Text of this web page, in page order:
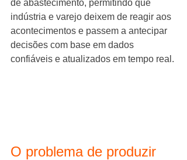
de abastecimento, permitindo que
indústria e varejo deixem de reagir aos
acontecimentos e passem a antecipar
decisões com base em dados
confiáveis e atualizados em tempo real.
O problema de produzir